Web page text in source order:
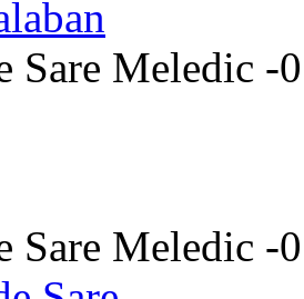
Sare Meledic -
Sare Meledic -